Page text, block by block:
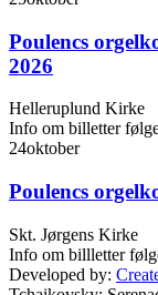
Poulencs
2026
Helleruplund Kirke
Info om billetter
24oktober
Poulencs
Skt. Jørgens Kirke
Info om billletter
Developed by: